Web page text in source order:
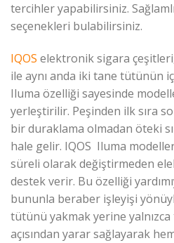
tercihler yapabilirsiniz.
seçenekleri bulabilirsiniz.
IQOS elektronik sigara
ile aynı anda iki tane tütünün
Iluma özelliği sayesinde
yerleştirilir. Peşinden ilk sıra
bir duraklama olmadan öteki
hale gelir. IQOS Iluma
süreli olarak değiştirmeden
destek verir. Bu özelliği
bununla beraber işleyişi
tütünü yakmak yerine
açısından yarar sağlayarak